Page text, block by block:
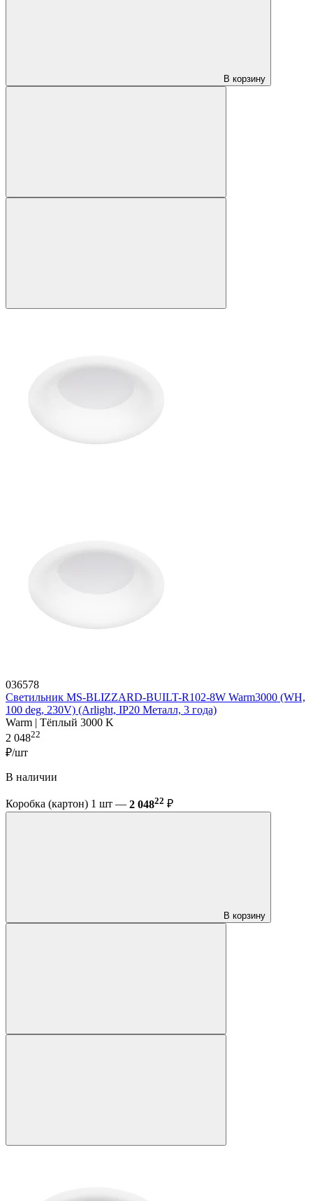
В корзину
036578
Светильник MS-BLIZZARD-BUILT-R102-8W Warm3000 (WH,
100 deg, 230V) (Arlight, IP20 Металл, 3 года)
Warm | Тёплый 3000 K
2 04822
₽/шт
В наличии
Коробка (картон) 1 шт — 2 04822 ₽
В корзину